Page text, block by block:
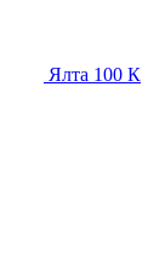
Ялта 100 К